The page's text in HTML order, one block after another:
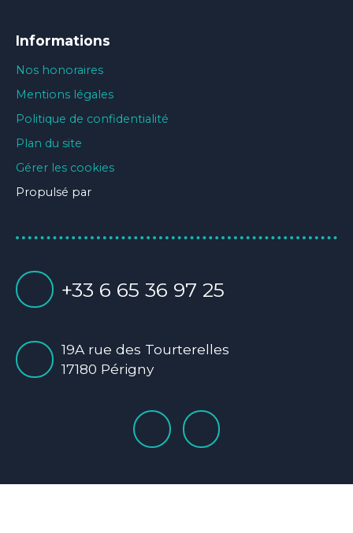
Informations
Nos honoraires
Mentions légales
Politique de confidentialité
Plan du site
Gérer les cookies
Propulsé par
+33 6 65 36 97 25
19A rue des Tourterelles
17180 Périgny